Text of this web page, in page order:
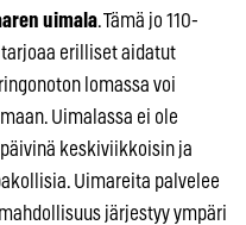
uimala. Tämä jo 110-
erilliset aidatut
lomassa voi
Uimalassa ei ole
keskiviikkoisin ja
Uimareita palvelee
järjestyy ympäri